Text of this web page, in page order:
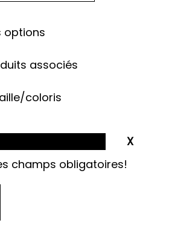
options
associés
coloris
champs obligatoires!